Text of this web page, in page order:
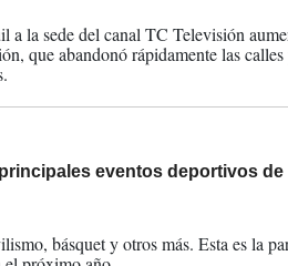
a la sede del canal TC Televisión
que abandonó rápidamente las calles
eventos deportivos de
básquet y otros más. Esta es la